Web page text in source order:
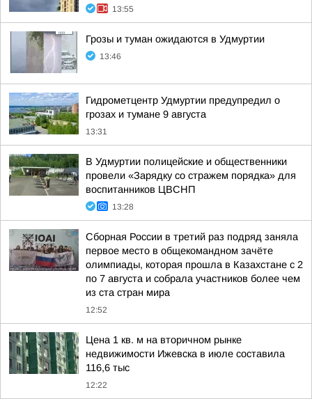
13:55
Грозы и туман ожидаются в Удмуртии
13:46
Гидрометцентр Удмуртии предупредил о
грозах и тумане 9 августа
13:31
В Удмуртии полицейские и общественники
провели «Зарядку со стражем порядка» для
воспитанников ЦВСНП
13:28
Сборная России в третий раз подряд заняла
первое место в общекомандном зачёте
олимпиады, которая прошла в Казахстане с 2
по 7 августа и собрала участников более чем
из ста стран мира
12:52
Цена 1 кв. м на вторичном рынке
недвижимости Ижевска в июле составила
116,6 тыс
12:22